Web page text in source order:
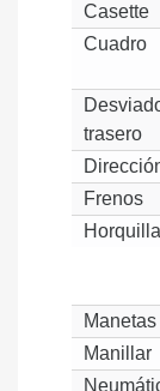
Casette
Cuadro
trasero
Frenos
Horquilla
Manillar